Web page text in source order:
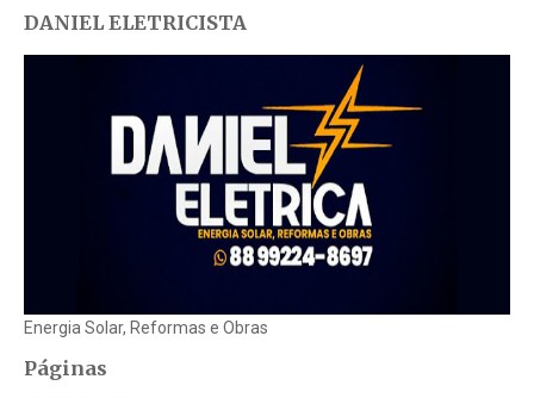
DANIEL ELETRICISTA
Energia Solar, Reformas e Obras
Páginas